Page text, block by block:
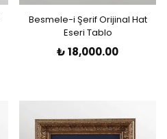
Besmele-i Şerif Orijinal Hat
Eseri Tablo
₺ 18,000.00